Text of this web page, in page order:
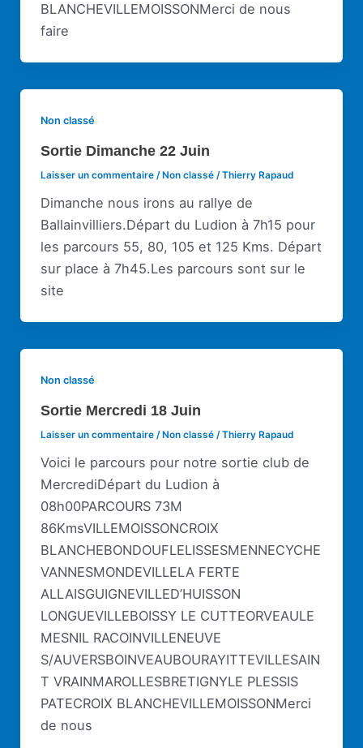
BLANCHEVILLEMOISSONMerci de nous
faire
Non classé
Sortie Dimanche 22 Juin
Laisser un commentaire / Non classé/Thierry Rapaud
Dimanche nous irons au rallye de
Ballainvilliers.Départ du Ludion à 7h15 pour
les parcours 55, 80, 105 et 125 Kms. Départ
sur place à 7h45.Les parcours sont sur le
site
Non classé
Sortie Mercredi 18 Juin
Laisser un commentaire / Non classé/Thierry Rapaud
Voici le parcours pour notre sortie club de
MercrediDépart du Ludion à
08h00PARCOURS 73M
86KmsVILLEMOISSONCROIX
BLANCHEBONDOUFLELISSESMENNECYCHE
VANNESMONDEVILLELA FERTE
ALLAISGUIGNEVILLED’HUISSON
LONGUEVILLEBOISSY LE CUTTEORVEAULE
MESNIL RACOINVILLENEUVE
S/AUVERSBOINVEAUBOURAYITTEVILLESAIN
T VRAINMAROLLESBRETIGNYLE PLESSIS
PATECROIX BLANCHEVILLEMOISSONMerci
de nous